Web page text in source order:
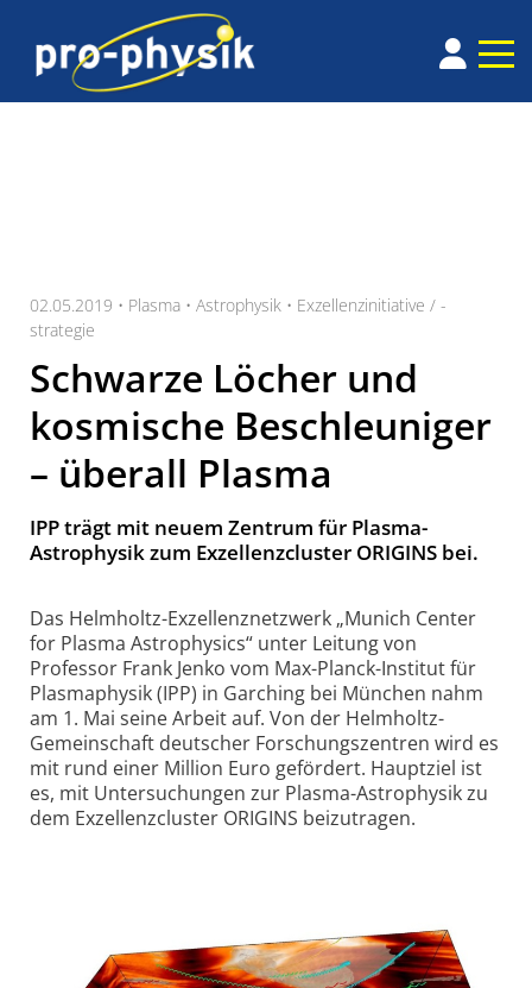
02.05.2019 • Plasma • Astrophysik • Exzellenzinitiative / -
strategie
Schwarze Löcher und
kosmische Beschleuniger
– überall Plasma
IPP trägt mit neuem Zentrum für Plasma-
Astrophysik zum Exzellenzcluster ORIGINS bei.
Das Helmholtz-Exzellenznetzwerk „Munich Center
for Plasma Astrophysics“ unter Leitung von
Professor Frank Jenko vom Max-Planck-Institut für
Plasmaphysik (IPP) in Garching bei München nahm
am 1. Mai seine Arbeit auf. Von der Helmholtz-
Gemeinschaft deutscher Forschungszentren wird es
mit rund einer Million Euro gefördert. Hauptziel ist
es, mit Untersuchungen zur Plasma-Astrophysik zu
dem Exzellenzcluster ORIGINS beizutragen.